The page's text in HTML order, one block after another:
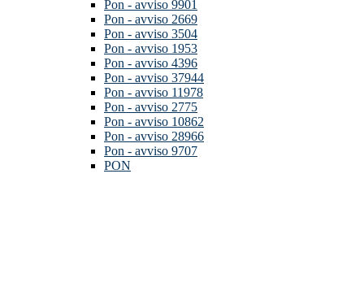
Pon - avviso 9901
Pon - avviso 2669
Pon - avviso 3504
Pon - avviso 1953
Pon - avviso 4396
Pon - avviso 37944
Pon - avviso 11978
Pon - avviso 2775
Pon - avviso 10862
Pon - avviso 28966
Pon - avviso 9707
PON